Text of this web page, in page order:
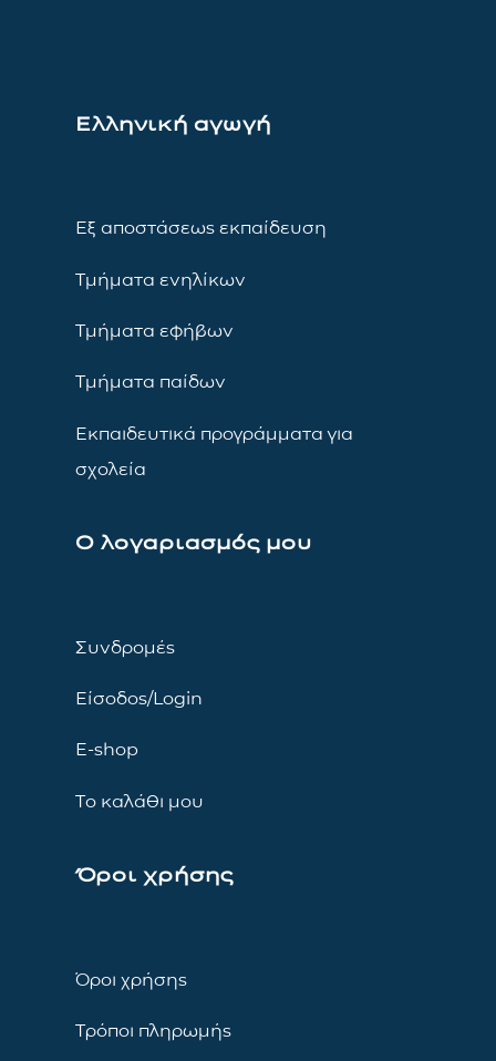
Ελληνική αγωγή
Εξ αποστάσεως εκπαίδευση
Τμήματα ενηλίκων
Τμήματα εφήβων
Τμήματα παίδων
Εκπαιδευτικά προγράμματα για
σχολεία
Ο λογαριασμός μου
Συνδρομές
Είσοδος/Login
E-shop
Το καλάθι μου
Όροι χρήσης
Όροι χρήσης
Τρόποι πληρωμής